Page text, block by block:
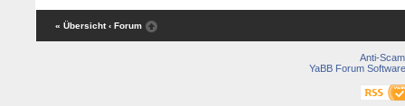
« Übersicht ‹ Forum
Anti-Scam
YaBB Forum Software